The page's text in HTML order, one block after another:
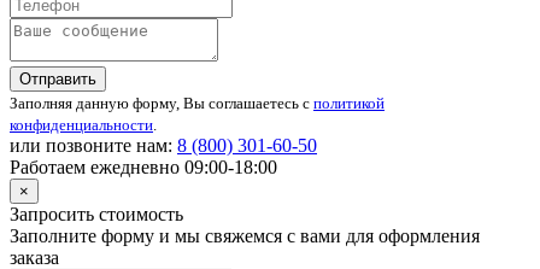
Отправить
Заполняя данную форму, Вы соглашаетесь с политикой
конфиденциальности.
или позвоните нам: 8 (800) 301-60-50
Работаем ежедневно 09:00-18:00
×
Запросить стоимость
Заполните форму и мы свяжемся с вами для оформления
заказа